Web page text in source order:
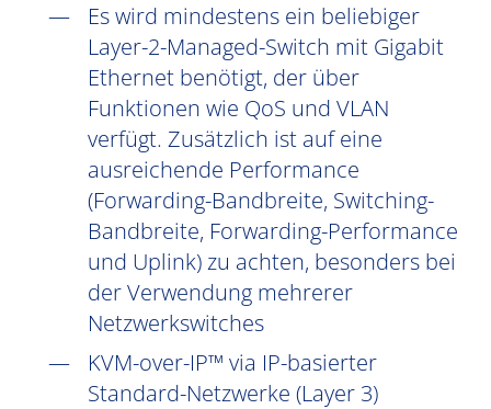
Es wird mindestens ein beliebiger
Layer-2-Managed-Switch mit Gigabit
Ethernet benötigt, der über
Funktionen wie QoS und VLAN
verfügt. Zusätzlich ist auf eine
ausreichende Performance
(Forwarding-Bandbreite, Switching-
Bandbreite, Forwarding-Performance
und Uplink) zu achten, besonders bei
der Verwendung mehrerer
Netzwerkswitches
KVM-over-IP™ via IP-basierter
Standard-Netzwerke (Layer 3)